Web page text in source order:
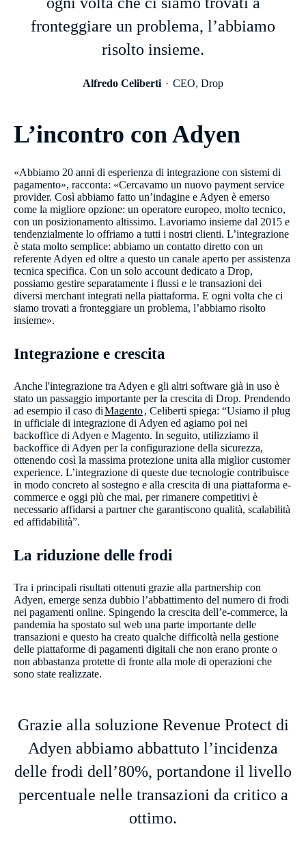
fronteggiare un problema, l’abbiamo
risolto insieme.
Alfredo Celiberti CEO, Drop
L’incontro con Adyen
«Abbiamo 20 anni di esperienza di integrazione con sistemi di
pagamento», racconta: «Cercavamo un nuovo payment service
provider. Così abbiamo fatto un’indagine e Adyen è emerso
come la migliore opzione: un operatore europeo, molto tecnico,
con un posizionamento altissimo. Lavoriamo insieme dal 2015 e
tendenzialmente lo offriamo a tutti i nostri clienti. L’integrazione
è stata molto semplice: abbiamo un contatto diretto con un
referente Adyen ed oltre a questo un canale aperto per assistenza
tecnica specifica. Con un solo account dedicato a Drop,
possiamo gestire separatamente i flussi e le transazioni dei
diversi merchant integrati nella piattaforma. E ogni volta che ci
siamo trovati a fronteggiare un problema, l’abbiamo risolto
insieme».
Integrazione e crescita
Anche l'integrazione tra Adyen e gli altri software già in uso è
stato un passaggio importante per la crescita di Drop. Prendendo
ad esempio il caso diMagento, Celiberti spiega: “Usiamo il plug
in ufficiale di integrazione di Adyen ed agiamo poi nei
backoffice di Adyen e Magento. In seguito, utilizziamo il
backoffice di Adyen per la configurazione della sicurezza,
ottenendo così la massima protezione unita alla miglior customer
experience. L’integrazione di queste due tecnologie contribuisce
in modo concreto al sostegno e alla crescita di una piattaforma e-
commerce e oggi più che mai, per rimanere competitivi è
necessario affidarsi a partner che garantiscono qualità, scalabilità
ed affidabilità”.
La riduzione delle frodi
Tra i principali risultati ottenuti grazie alla partnership con
Adyen, emerge senza dubbio l’abbattimento del numero di frodi
nei pagamenti online. Spingendo la crescita dell’e-commerce, la
pandemia ha spostato sul web una parte importante delle
transazioni e questo ha creato qualche difficoltà nella gestione
delle piattaforme di pagamenti digitali che non erano pronte o
non abbastanza protette di fronte alla mole di operazioni che
sono state realizzate.
Grazie alla soluzione Revenue Protect di
Adyen abbiamo abbattuto l’incidenza
delle frodi dell’80%, portandone il livello
percentuale nelle transazioni da critico a
ottimo.